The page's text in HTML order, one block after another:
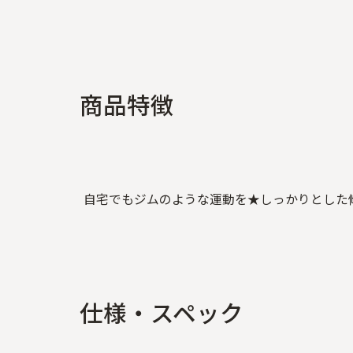
商品特徴
自宅でもジムのような運動を★しっかりとした
仕様 ・ スペ ッ ク